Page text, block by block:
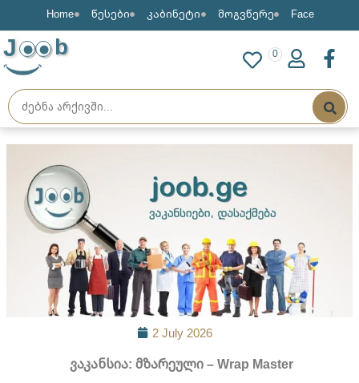
Home წესები კაბინეტი მოგვწერე Face
J b 0
2 July 2026
ვაკანსია: მზარეული – Wrap Master